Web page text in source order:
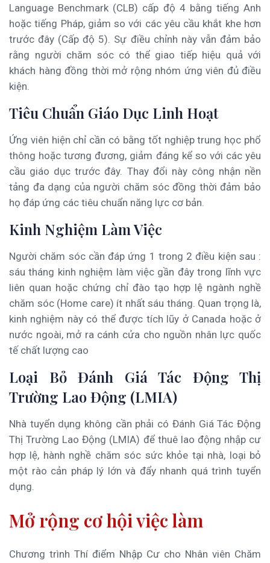
Language Benchmark (CLB) cấp độ 4 bằng tiếng Anh
hoặc tiếng Pháp, giảm so với các yêu cầu khắt khe hơn
trước đây (Cấp độ 5). Sự điều chỉnh này vẫn đảm bảo
rằng người chăm sóc có thể giao tiếp hiệu quả với
khách hàng đồng thời mở rộng nhóm ứng viên đủ điều
kiện.
Tiêu Chuẩn Giáo Dục Linh Hoạt
Ứng viên hiện chỉ cần có bằng tốt nghiệp trung học phổ
thông hoặc tương đương, giảm đáng kể so với các yêu
cầu giáo dục trước đây. Thay đổi này công nhận nền
tảng đa dạng của người chăm sóc đồng thời đảm bảo
họ đáp ứng các tiêu chuẩn năng lực cơ bản.
Kinh Nghiệm Làm Việc
Người chăm sóc cần đáp ứng 1 trong 2 điều kiện sau :
sáu tháng kinh nghiệm làm việc gần đây trong lĩnh vực
liên quan hoặc chứng chỉ đào tạo hợp lệ ngành nghề
chăm sóc (Home care) ít nhất sáu tháng. Quan trọng là,
kinh nghiệm này có thể được tích lũy ở Canada hoặc ở
nước ngoài, mở ra cánh cửa cho nguồn nhân lực quốc
tế chất lượng cao
Loại Bỏ Đánh Giá Tác Động Thị
Trường Lao Động (LMIA)
Nhà tuyển dụng không cần phải có Đánh Giá Tác Động
Thị Trường Lao Động (LMIA) để thuê lao động nhập cư
hợp lệ, hành nghề chăm sóc sức khỏe tại nhà, loại bỏ
một rào cản pháp lý lớn và đẩy nhanh quá trình tuyển
dụng.
Mở rộng cơ hội việc làm
Chương trình Thí điểm Nhập Cư cho Nhân viên Chăm